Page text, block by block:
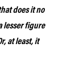
does it no
lesser figure
at least, it